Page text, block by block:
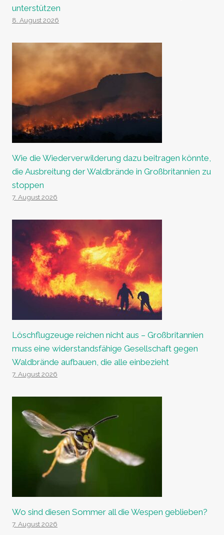
unterstützen
8. August 2026
Wie die Wiederverwilderung dazu beitragen könnte,
die Ausbreitung der Waldbrände in Großbritannien zu
stoppen
7. August 2026
Löschflugzeuge reichen nicht aus – Großbritannien
muss eine widerstandsfähige Gesellschaft gegen
Waldbrände aufbauen, die alle einbezieht
7. August 2026
Wo sind diesen Sommer all die Wespen geblieben?
7. August 2026